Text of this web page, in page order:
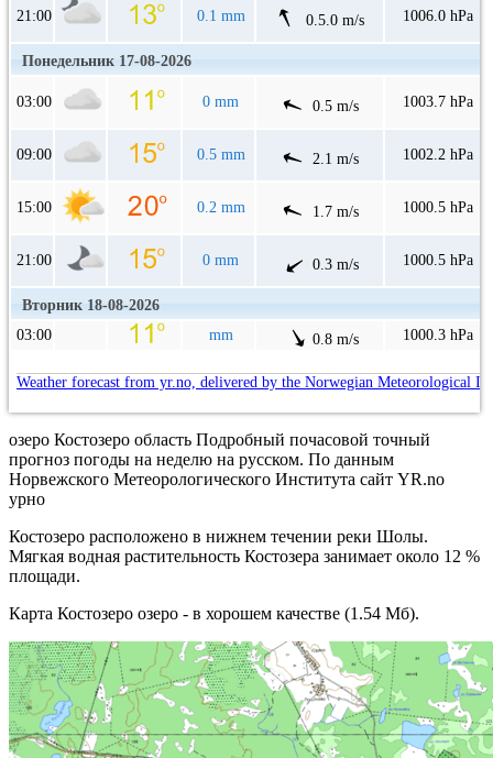
21:00 0.1 mm 0.5.0 m/s 1006.0 hPa
Понедельник 17-08-2026
03:00 0 mm 0.5 m/s 1003.7 hPa
09:00 0.5 mm 2.1 m/s 1002.2 hPa
15:00 0.2 mm 1.7 m/s 1000.5 hPa
21:00 0 mm 0.3 m/s 1000.5 hPa
Вторник 18-08-2026
03:00
mm 0.8 m/s 1000.3 hPa
Weather forecast from yr.no, delivered by the Norwegian Meteorological
озеро Костозеро область Подробный почасовой точный
прогноз погоды на неделю на русском. По данным
Норвежского Метеорологического Института сайт YR.no
урно
Костозеро расположено в нижнем течении реки Шолы.
Мягкая водная растительность Костозера занимает около 12 %
площади.
Карта Костозеро озеро - в хорошем качестве (1.54 Мб).